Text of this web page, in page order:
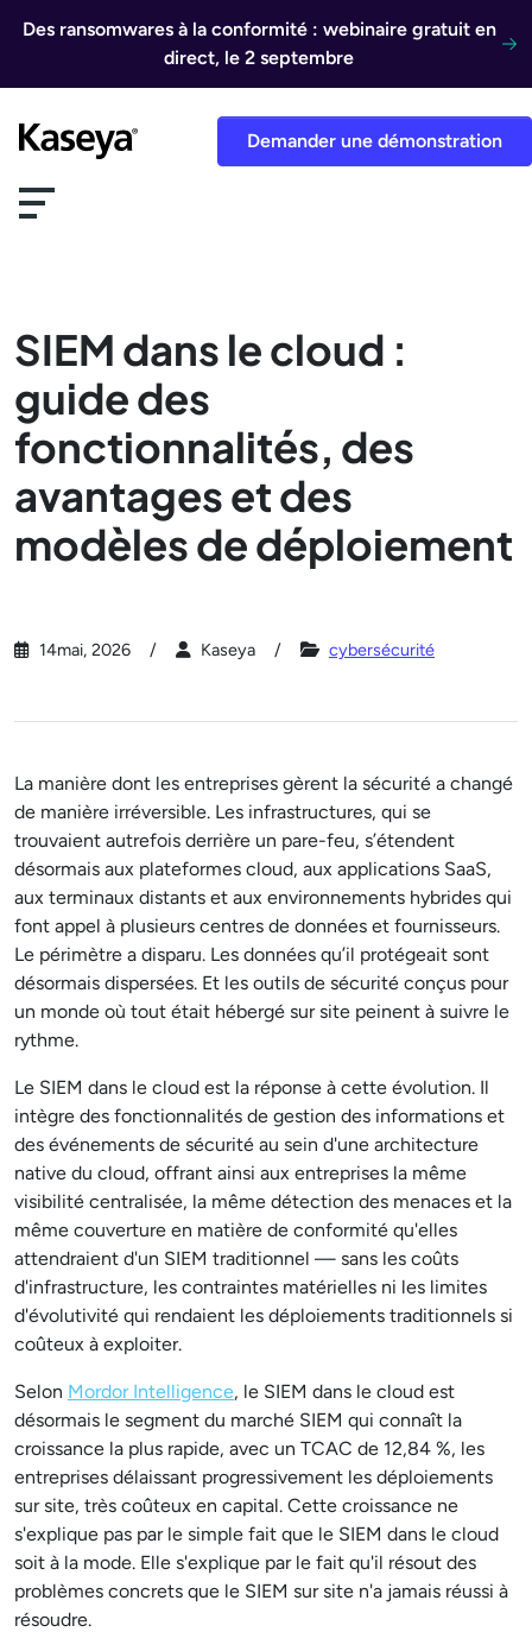
Des ransomwares à la conformité : webinaire gratuit en
direct, le 2 septembre
Demander une démonstration
SIEM dans le cloud :
guide des
fonctionnalités, des
avantages et des
modèles de déploiement
14mai, 2026 Kaseya cybersécurité
La manière dont les entreprises gèrent la sécurité a changé
de manière irréversible. Les infrastructures, qui se
trouvaient autrefois derrière un pare-feu, s’étendent
désormais aux plateformes cloud, aux applications SaaS,
aux terminaux distants et aux environnements hybrides qui
font appel à plusieurs centres de données et fournisseurs.
Le périmètre a disparu. Les données qu’il protégeait sont
désormais dispersées. Et les outils de sécurité conçus pour
un monde où tout était hébergé sur site peinent à suivre le
rythme.
Le SIEM dans le cloud est la réponse à cette évolution. Il
intègre des fonctionnalités de gestion des informations et
des événements de sécurité au sein d'une architecture
native du cloud, offrant ainsi aux entreprises la même
visibilité centralisée, la même détection des menaces et la
même couverture en matière de conformité qu'elles
attendraient d'un SIEM traditionnel — sans les coûts
d'infrastructure, les contraintes matérielles ni les limites
d'évolutivité qui rendaient les déploiements traditionnels si
coûteux à exploiter.
Selon Mordor Intelligence, le SIEM dans le cloud est
désormais le segment du marché SIEM qui connaît la
croissance la plus rapide, avec un TCAC de 12,84 %, les
entreprises délaissant progressivement les déploiements
sur site, très coûteux en capital. Cette croissance ne
s'explique pas par le simple fait que le SIEM dans le cloud
soit à la mode. Elle s'explique par le fait qu'il résout des
problèmes concrets que le SIEM sur site n'a jamais réussi à
résoudre.